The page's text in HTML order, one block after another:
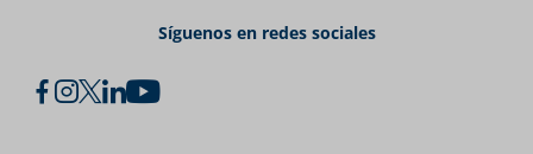
Síguenos en redes sociales